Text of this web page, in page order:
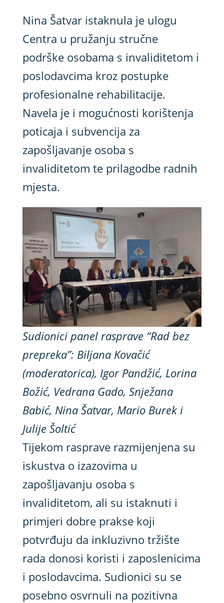
Nina Šatvar istaknula je ulogu
Centra u pružanju stručne
podrške osobama s invaliditetom i
poslodavcima kroz postupke
profesionalne rehabilitacije.
Navela je i mogućnosti korištenja
poticaja i subvencija za
zapošljavanje osoba s
invaliditetom te prilagodbe radnih
mjesta.
Sudionici panel rasprave “Rad bez
prepreka”: Biljana Kovačić
(moderatorica), Igor Pandžić, Lorina
Božić, Vedrana Gado, Snježana
Babić, Nina Šatvar, Mario Burek i
Julije Šoltić
Tijekom rasprave razmijenjena su
iskustva o izazovima u
zapošljavanju osoba s
invaliditetom, ali su istaknuti i
primjeri dobre prakse koji
potvrđuju da inkluzivno tržište
rada donosi koristi i zaposlenicima
i poslodavcima. Sudionici su se
posebno osvrnuli na pozitivna